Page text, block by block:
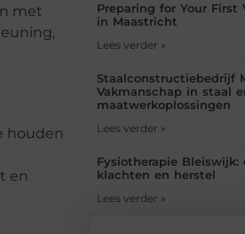
met
houden
en
Preparing for Your First
in Maastricht
Lees verder »
Staalconstructiebedrijf
Vakmanschap in staal
maatwerkoplossingen
Lees verder »
Fysiotherapie
klachten en herstel
Lees verder »